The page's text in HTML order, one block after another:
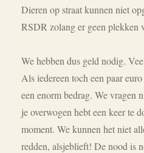
Dieren op straat kunnen niet
RSDR zolang er geen plekken
We hebben dus geld nodig.
Als iedereen toch een paar
een enorm bedrag. We vragen
je overwogen hebt een keer te
moment. We kunnen het niet
redden, alsjeblieft! De nood is